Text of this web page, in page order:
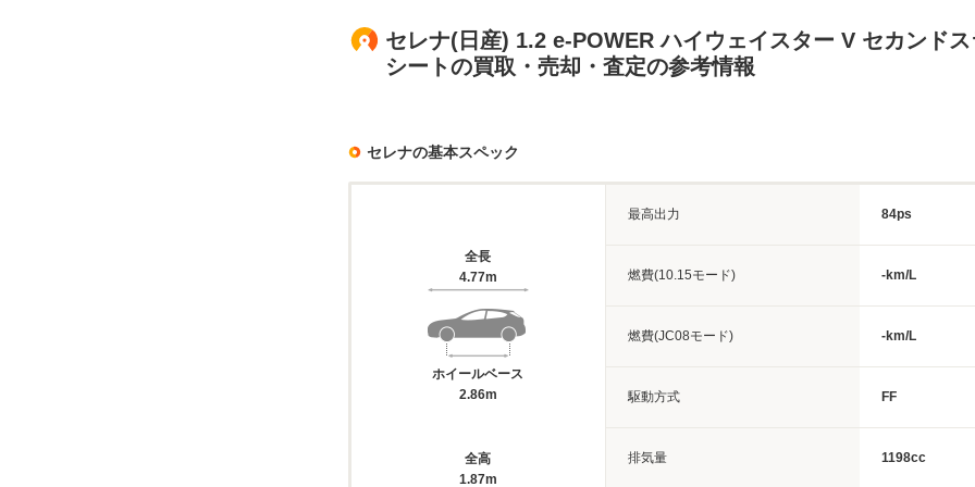
セレナ(日産) 1.2 e-POWER ハイウェイスター V セカンド
シートの買取・売却・査定の参考情報
セレナの基本スペック
全長
4.77m
ホイールベース
2.86m
全高
1.87m
最高出力 84ps
燃費(10.15モード) -km/L
燃費(JC08モード) -km/L
駆動方式 FF
排気量 1198cc